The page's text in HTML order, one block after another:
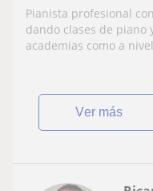
Pianista profesional
dando clases de piano
academias como a
ver más